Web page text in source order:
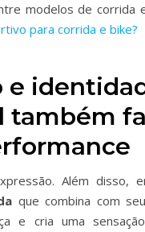
modelos de corrida
para corrida e bike?
e
também
Além disso,
que combina com
e cria uma